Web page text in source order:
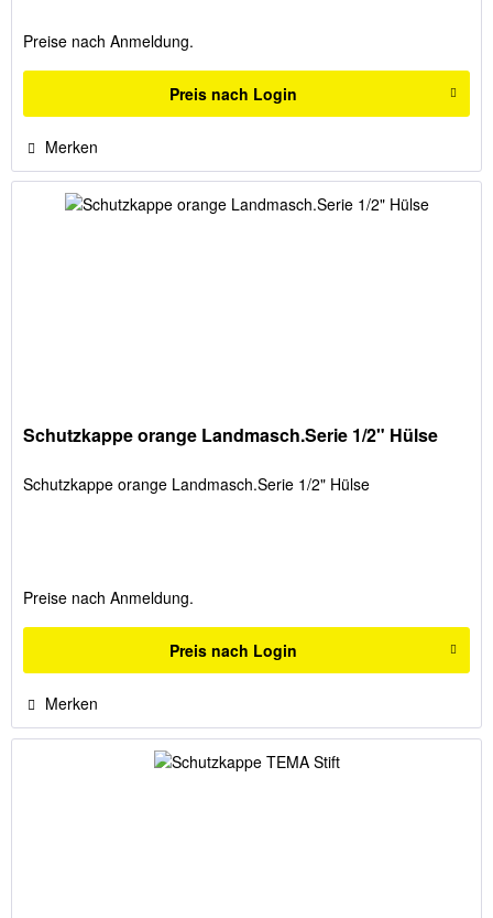
Preise nach Anmeldung.
Preis nach Login
Merken
Schutzkappe orange Landmasch.Serie 1/2" Hülse
Schutzkappe orange Landmasch.Serie 1/2" Hülse
Preise nach Anmeldung.
Preis nach Login
Merken